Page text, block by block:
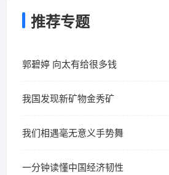
推荐专题
郭碧婷 向太有给很多钱
我国发现新矿物金秀矿
我们相遇毫无意义手势舞
一分钟读懂中国经济韧性